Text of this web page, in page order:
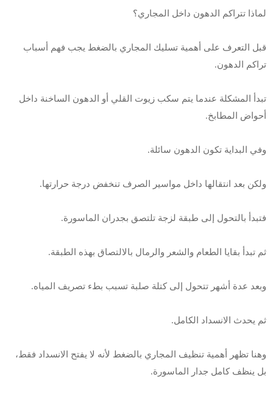
لماذا تتراكم الدهون داخل المجاري؟
قبل التعرف على أهمية تسليك المجاري بالضغط يجب فهم أسباب
تراكم الدهون.
تبدأ المشكلة عندما يتم سكب زيوت القلي أو الدهون الساخنة داخل
أحواض المطابخ.
وفي البداية تكون الدهون سائلة.
ولكن بعد انتقالها داخل مواسير الصرف تنخفض درجة حرارتها.
فتبدأ بالتحول إلى طبقة لزجة تلتصق بجدران الماسورة.
ثم تبدأ بقايا الطعام والشعر والرمال بالالتصاق بهذه الطبقة.
وبعد عدة أشهر تتحول إلى كتلة صلبة تسبب بطء تصريف المياه.
ثم يحدث الانسداد الكامل.
وهنا تظهر أهمية تنظيف المجاري بالضغط لأنه لا يفتح الانسداد فقط،
بل ينظف كامل جدار الماسورة.